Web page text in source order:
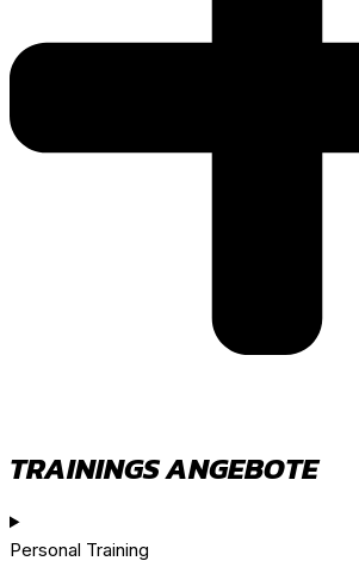
TRAININGS ANGEBOTE
Personal Training